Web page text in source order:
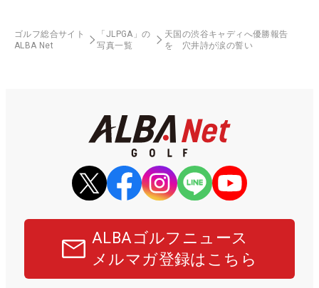
ゴルフ総合サイト
ALBA Net
「JLPGA」の
写真一覧
天国の渋谷キャディへ優勝報告
を 穴井詩が涙の誓い
ALBAゴルフニュース
メルマガ登録はこちら